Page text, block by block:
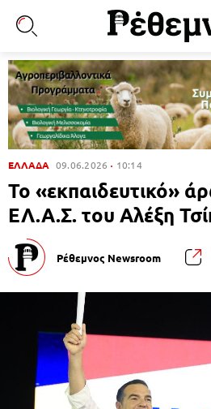
ΕΛΛΑΔΑ 09.06.2026 10:14
Το «εκπαιδευτικό»
ΕΛ.Α.Σ. του Αλέξη
Ρέθεμνος Newsroom